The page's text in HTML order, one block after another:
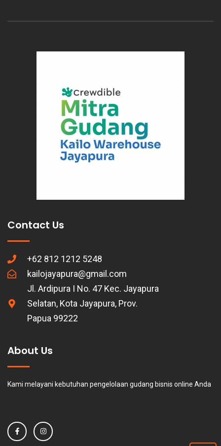
Contact Us
+62 812 1212 5248
kailojayapura@gmail.com
Jl. Ardipura I No. 47 Kec. Jayapura
Selatan, Kota Jayapura, Prov.
Papua 99222
About Us
Kami melayani kebutuhan pengelolaan gudang bisnis online Anda